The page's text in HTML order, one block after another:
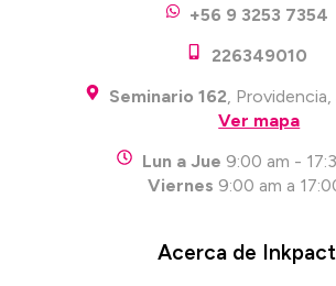
+56 9 3253 7354
226349010
Seminario 162,
Ver mapa
Lun a Jue 9:00 am -
Viernes 9:00 am a
Acerca de Inkpact